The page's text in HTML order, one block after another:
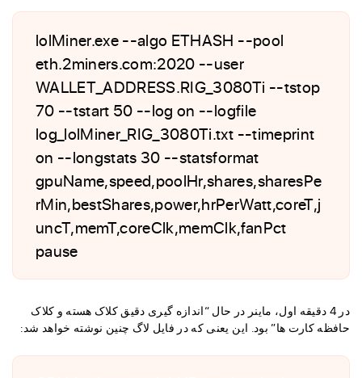
lolMiner.exe --algo ETHASH --pool
eth.2miners.com:2020 --user
WALLET_ADDRESS.RIG_3080Ti --tstop
70 --tstart 50 --log on --logfile
log_lolMiner_RIG_3080Ti.txt --timeprint
on --longstats 30 --statsformat
gpuName,speed,poolHr,shares,sharesPe
rMin,bestShares,power,hrPerWatt,coreT,j
uncT,memT,coreClk,memClk,fanPct
pause
در 4 دقیقه اول، ماینر در حال “اندازه گیری دقیق کلاک هسته و کلاک
حافظه کارت ها” بود. این یعنی که در فایل لاگ چنین نوشته خواهد شد: